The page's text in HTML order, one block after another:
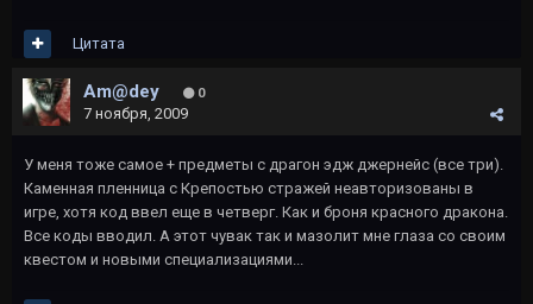
Цитата
Am@dey 0
7 ноября, 2009
У меня тоже самое + предметы с драгон эдж джернейс (все три).
Каменная пленница с Крепостью стражей неавторизованы в
игре, хотя код ввел еще в четверг. Как и броня красного дракона.
Все коды вводил. А этот чувак так и мазолит мне глаза со своим
квестом и новыми специализациями...